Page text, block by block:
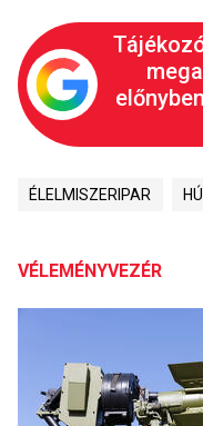
ÉLELMISZERIPAR
VÉLEMÉNYVEZÉR